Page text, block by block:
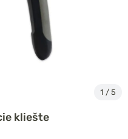
1 / 5
kliešte